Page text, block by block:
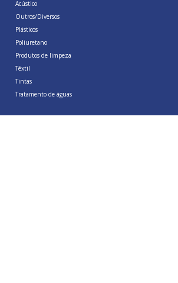
Acústico
Outros/Diversos
Plásticos
Poliuretano
Produtos de limpeza
Têxtil
Tintas
Tratamento de águas